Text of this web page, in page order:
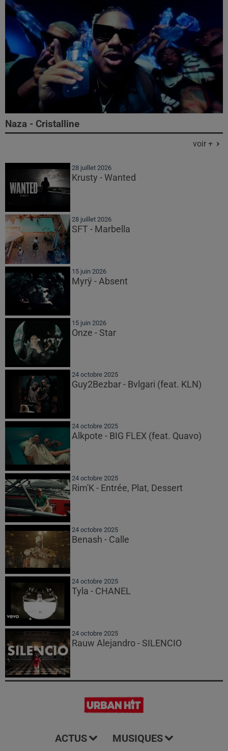
Naza - Cristalline
voir +
28 juillet 2026
Krusty - Wanted
28 juillet 2026
SFT - Marbella
15 juin 2026
Myrÿ - Absent
15 juin 2026
Onze - Star
24 octobre 2025
Guy2Bezbar - Bvlgari (feat. KLN)
24 octobre 2025
Alkpote - BIG FLEX (feat. Quavo)
24 octobre 2025
Rim'K - Entrée, Plat, Dessert
24 octobre 2025
Benash - Calle
24 octobre 2025
Tyla - CHANEL
24 octobre 2025
Rauw Alejandro - SILENCIO
ACTUS MUSIQUES